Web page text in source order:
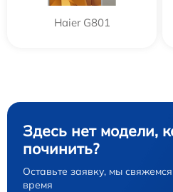
Haier G801
Здесь нет модели,
починить?
Оставьте заявку, мы
время